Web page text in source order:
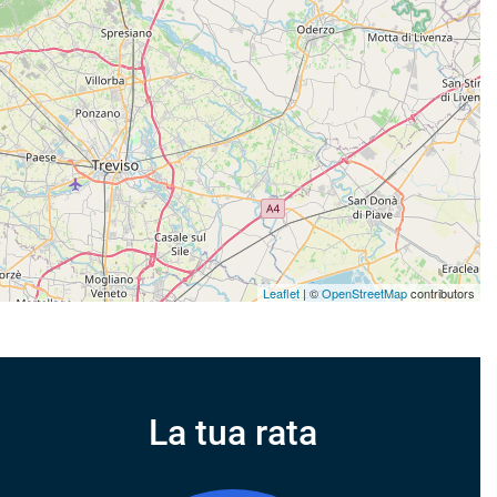
Leaflet| ©OpenStreetMapcontributors
La tua rata